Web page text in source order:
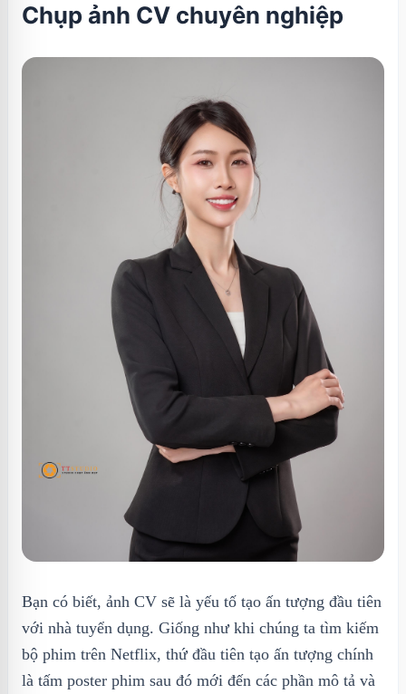
Chụp ảnh CV chuyên nghiệp
Bạn có biết, ảnh CV sẽ là yếu tố tạo ấn tượng đầu tiên
với nhà tuyển dụng. Giống như khi chúng ta tìm kiếm
bộ phim trên Netflix, thứ đầu tiên tạo ấn tượng chính
là tấm poster phim sau đó mới đến các phần mô tả và